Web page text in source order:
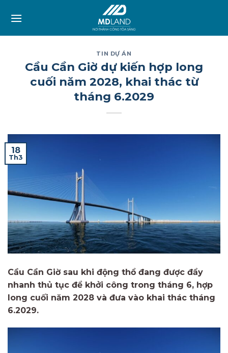
TIN DỰ ÁN
Cầu Cần Giờ dự kiến hợp long
cuối năm 2028, khai thác từ
tháng 6.2029
18
Th3
Cầu Cần Giờ sau khi động thổ đang được đẩy
nhanh thủ tục để khởi công trong tháng 6, hợp
long cuối năm 2028 và đưa vào khai thác tháng
6.2029.